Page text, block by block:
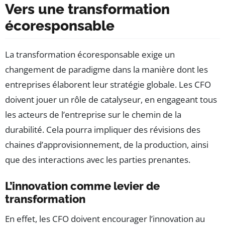
Vers une transformation
écoresponsable
La transformation écoresponsable exige un
changement de paradigme dans la manière dont les
entreprises élaborent leur stratégie globale. Les CFO
doivent jouer un rôle de catalyseur, en engageant tous
les acteurs de l’entreprise sur le chemin de la
durabilité. Cela pourra impliquer des révisions des
chaines d’approvisionnement, de la production, ainsi
que des interactions avec les parties prenantes.
L’innovation comme levier de
transformation
En effet, les CFO doivent encourager l’innovation au